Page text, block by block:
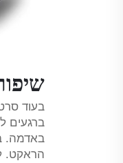
ברגעים
באדמה.